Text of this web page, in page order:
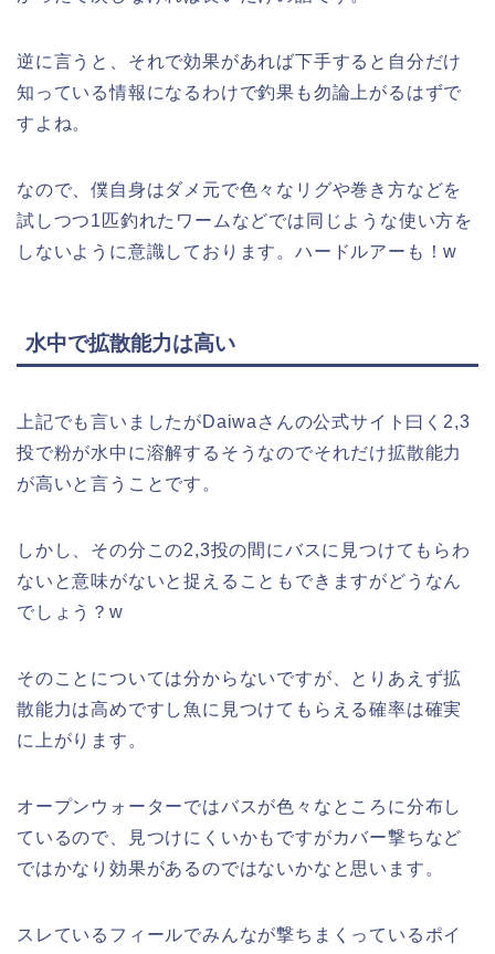
逆に言うと、それで効果があれば下手すると自分だけ
知っている情報になるわけで釣果も勿論上がるはずで
すよね。
なので、僕自身はダメ元で色々なリグや巻き方などを
試しつつ1匹釣れたワームなどでは同じような使い方を
しないように意識しております。ハードルアーも！w
水中で拡散能力は高い
上記でも言いましたがDaiwaさんの公式サイト曰く2,3
投で粉が水中に溶解するそうなのでそれだけ拡散能力
が高いと言うことです。
しかし、その分この2,3投の間にバスに見つけてもらわ
ないと意味がないと捉えることもできますがどうなん
でしょう？w
そのことについては分からないですが、とりあえず拡
散能力は高めですし魚に見つけてもらえる確率は確実
に上がります。
オープンウォーターではバスが色々なところに分布し
ているので、見つけにくいかもですがカバー撃ちなど
ではかなり効果があるのではないかなと思います。
スレているフィールでみんなが撃ちまくっているポイ